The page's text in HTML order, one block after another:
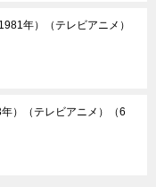
年）（テレビアニメ）
）（テレビアニメ）
（6